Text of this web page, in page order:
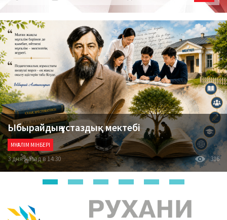
Ыбырайдың ұстаздық мектебі
МҰҒАЛІМ МІНБЕРІ
316
3 дня назад в 14:30